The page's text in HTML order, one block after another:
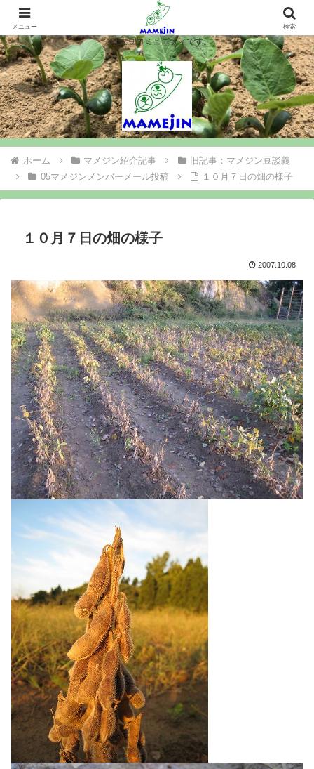
マメジンは大豆を作ります、シロウト農業を楽しみます、大豆コミュニティ＝
マメジン。大豆栽培や味噌豆腐づくりで農業と食料問題を考え行動するマメジ
ンは大豆コミュニティです。
ホーム マメジン紹介記事
旧記事：マメジン豆談義
05マメジンメンバーメール投稿
１０月７日の畑の様子
１０月７日の畑の様子
2007.10.08
メニュー 検索